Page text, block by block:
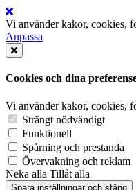
Vi använder kakor, cookies,
Anpassa
Cookies och dina
Vi använder kakor, cookies,
Strängt nödvändigt
Funktionell
Spårning och prestanda
Övervakning och reklam
Neka alla Tillåt alla
Spara inställningar och stäng